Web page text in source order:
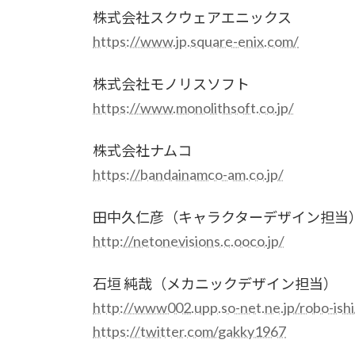
株式会社スクウェアエニックス
https://www.jp.square-enix.com/
株式会社モノリスソフト
https://www.monolithsoft.co.jp/
株式会社ナムコ
https://bandainamco-am.co.jp/
田中久仁彦（キャラクターデザイン担当
http://netonevisions.c.ooco.jp/
石垣 純哉（メカニックデザイン担当）
http://www002.upp.so-net.ne.jp/robo-
https://twitter.com/gakky1967